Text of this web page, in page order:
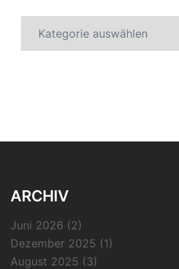
ARCHIV
Juni 2026 (2)
Dezember 2025 (1)
August 2025 (3)